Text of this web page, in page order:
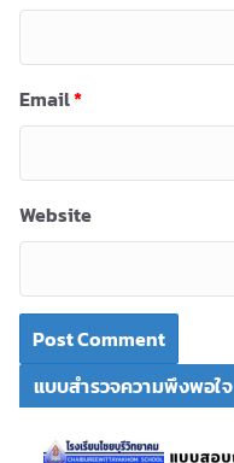
Email*
Website
แบบสำรวจความพึงพอใจ